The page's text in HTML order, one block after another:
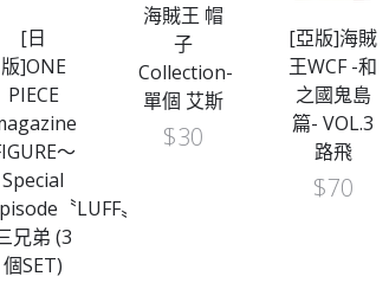
[日
版]ONE
PIECE
～
Special
〝LUFF〟
兄弟 (3
個SET)
海賊王 帽
子
Collection-
單個 艾斯
$30
[亞版]海賊
王WCF -和
之國鬼島
篇- VOL.3
路飛
$70